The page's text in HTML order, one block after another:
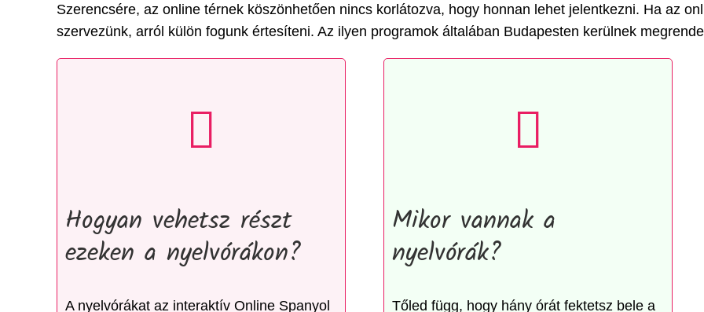
Szerencsére, az online térnek köszönhetően nincs korlátozva, hogy honnan lehet jelentkezni. Ha az
szervezünk, arról külön fogunk értesíteni. Az ilyen programok általában Budapesten kerülnek
Hogyan vehetsz részt
ezeken a nyelvórákon?
A nyelvórákat az interaktív Online Spanyol
Mikor vannak a
nyelvórák?
Tőled függ, hogy hány órát fektetsz bele a